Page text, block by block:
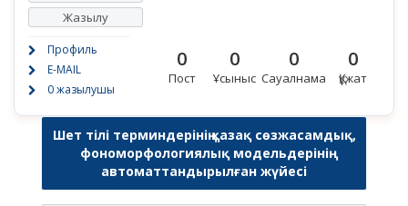
Жазылу
Профиль
E-MAIL
0 жазылушы
0
Пост
0
Ұсыныс
0
Сауалнама
0
Құжат
Шет тілі терминдерінің қазақ сөзжасамдық,
фономорфологиялық модельдерінің
автоматтандырылған жүйесі